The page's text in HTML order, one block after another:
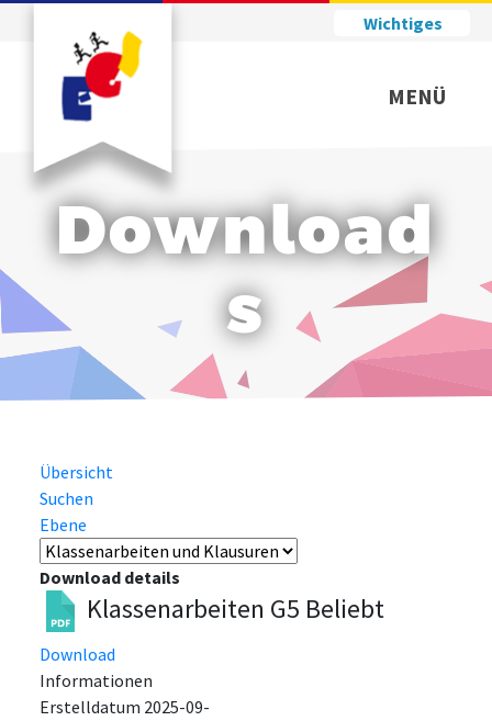
Wichtiges
MENÜ
Download
s
Übersicht
Suchen
Ebene
Download details
Klassenarbeiten G5 Beliebt
Download
Informationen
Erstelldatum 2025-09-